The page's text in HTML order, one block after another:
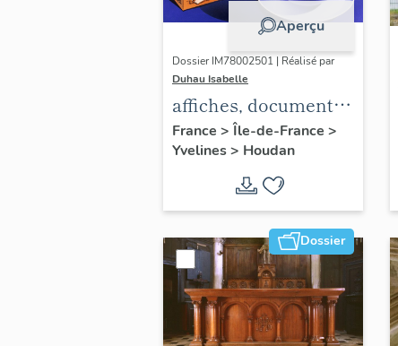
Aperçu
Dossier IM78002501 | Réalisé par
Duhau Isabelle
affiches, documents
publicitaires divers
et emballages pour
les tisanes
Boldoflorine,
Calmiflorine et
Saliflorine
France > Île-de-France >
Yvelines> Houdan
Dossier